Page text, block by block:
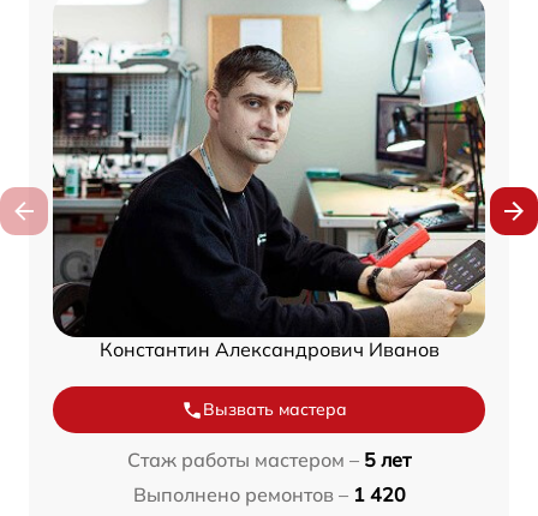
Константин Александрович Иванов
Вызвать мастера
Стаж работы мастером – 5 лет
Выполнено ремонтов – 1 420